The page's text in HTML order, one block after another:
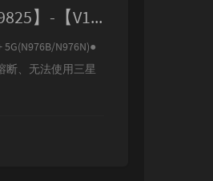
【极光ROM】-【三星NOTE10/NOTE10+/5G N97XX-9825】-【V16.0 Android-S-VA5】
5G(N976B/N976N)●
断、无法使用三星